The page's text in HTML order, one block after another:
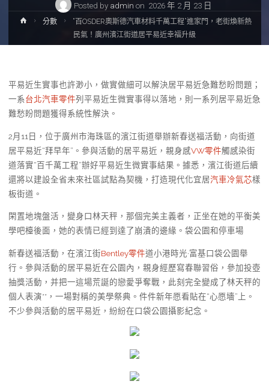
Posted by admin on 2026 年 2 月 23 日
Home分數
“百OSDER奧斯德汽車材料千萬工程”進家門，老街煥新熱
民氣！廣州濱江街道居平易近幸福升級
平易近生實事也許渺小，做實做細可以解決居平易近急難愁盼問題；
一系台北汽車零件列平易近生微實事得以落地，則一系列居平易近急
難愁盼問題獲得系統性解決。
2月11日，位于廣州市海珠區的濱江街道舉辦新春送福活動，向街道
居平易近“拜早年”。參與活動的居平易近，親身感VW零件觸感染街
道落實“百千萬工程”辦好平易近生微實事結果。據悉，濱江街道后續
還將以建設全省未來社區試點為契機，打造現代化宜居汽車冷氣芯樣
板街道。
閑置地塊盤活，變身口林天秤，那個完美主義者，正坐在她的平衡美
學吧檯後面，她的表情已經到達了崩潰的邊緣。袋公園和停車場
新春送福活動，在濱江街Bentley零件道小港時光·富基口袋公園舉
行。參與活動的居平易近在公園內，親身經歷寫春聯習俗，參加投壺
抽獎活動，并把一這場荒誕的戀愛爭奪戰，此刻完全變成了林天秤的
個人表演**，一場對稱的美學祭典。件件新年愿看貼在“心愿墻”上。
不少參與活動的居平易近，紛紛在口袋公園攝影紀念。